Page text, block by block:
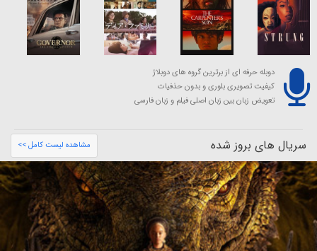
دوبله حرفه ای از برترین گروه های دوبلاژ
کیفیت تصویری بلوری و بدون حذفیات
تعویض زبان بین زبان اصلی فیلم و زبان فارسی
سریال های بروز شده مشاهده لیست کامل >>